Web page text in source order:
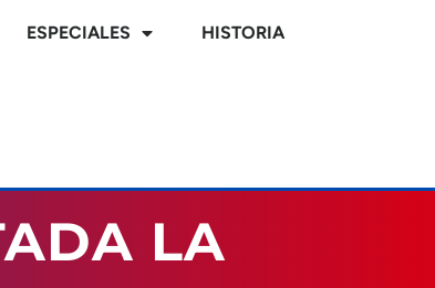
ESPECIALES HISTORIA
LA